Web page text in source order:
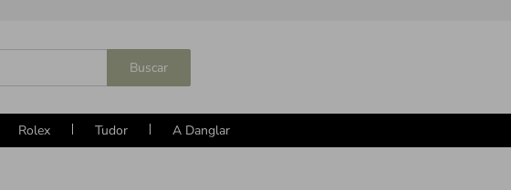
Buscar
Rolex Tudor A Danglar